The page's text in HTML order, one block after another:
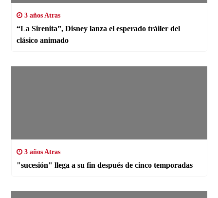
3 años Atras
“La Sirenita”, Disney lanza el esperado tráiler del
clásico animado
3 años Atras
"sucesión" llega a su fin después de cinco temporadas